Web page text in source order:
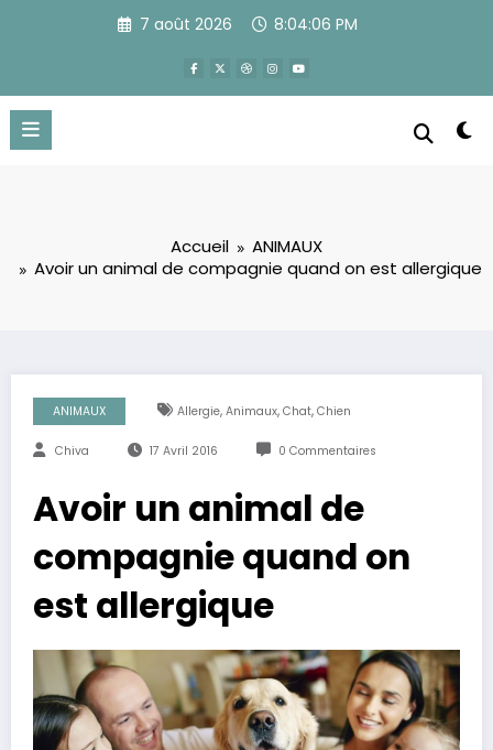
7 août 2026 8:04:07 PM
Accueil
ANIMAUX
Avoir un animal de compagnie quand on est allergique
ANIMAUX Allergie, Animaux, Chat, Chien
Chiva 17 Avril 2016 0 Commentaires
Avoir un animal de
compagnie quand on
est allergique